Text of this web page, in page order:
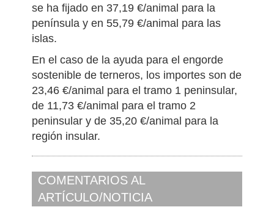
se ha fijado en 37,19 €/animal para la
península y en 55,79 €/animal para las
islas.
En el caso de la ayuda para el engorde
sostenible de terneros, los importes son de
23,46 €/animal para el tramo 1 peninsular,
de 11,73 €/animal para el tramo 2
peninsular y de 35,20 €/animal para la
región insular.
COMENTARIOS AL
ARTÍCULO/NOTICIA